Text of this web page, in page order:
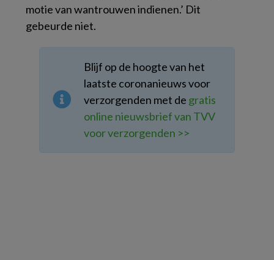
motie van wantrouwen indienen.’ Dit
gebeurde niet.
Blijf op de hoogte van het
laatste coronanieuws voor
verzorgenden met de gratis
online nieuwsbrief van TVV
voor verzorgenden >>